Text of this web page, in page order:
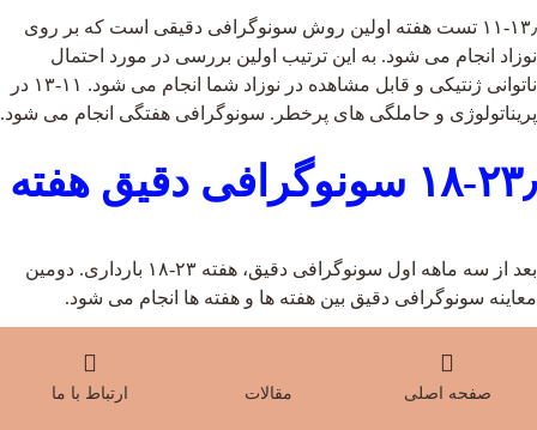
۱۱-۱۳٫ تست هفته اولین روش سونوگرافی دقیقی است که بر روی
نوزاد انجام می شود. به این ترتیب اولین بررسی در مورد احتمال
ناتوانی ژنتیکی و قابل مشاهده در نوزاد شما انجام می شود. ۱۱-۱۳ در
پریناتولوژی و حاملگی های پرخطر. سونوگرافی هفتگی انجام می شود.
۱۸-۲۳٫ سونوگرافی دقیق هفته
بعد از سه ماهه اول سونوگرافی دقیق، هفته ۲۳-۱۸ بارداری. دومین
معاینه سونوگرافی دقیق بین هفته ها و هفته ها انجام می شود.
سونوگرافی دقیق یا دقیق از مهمترین پارامترهای پیگیری بارداری
صفحه اصلی مقالات ارتباط با ما